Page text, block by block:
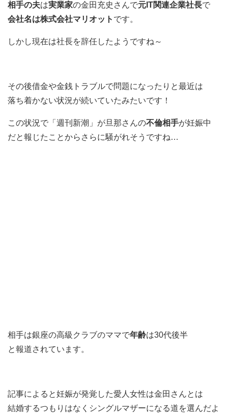
相手の夫は実業家の金田充史さんで元IT関連企業社長で
会社名は株式会社マリオット です。
しかし現在は社長を辞任したようですね～
その後借金や金銭トラブルで問題になったりと最近は
落ち着かない状況が続いていたみたいです！
この状況で「週刊新潮」が旦那さんの不倫相手が妊娠中
だと報じたことからさらに騒がれそうですね…
相手は銀座の高級クラブのママで年齢は30代後半
と報道されています。
記事によると妊娠が発覚した愛人女性は金田さんとは
結婚するつもりはなくシングルマザーになる道を選んだよ